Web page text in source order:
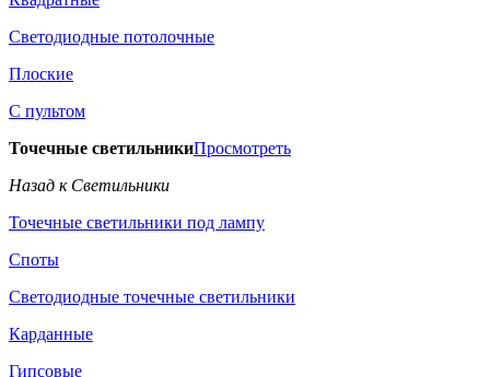
Светодиодные потолочные
Плоские
С пультом
Точечные светильникиПросмотреть
Назад к Светильники
Точечные светильники под лампу
Споты
Светодиодные точечные светильники
Карданные
Гипсовые